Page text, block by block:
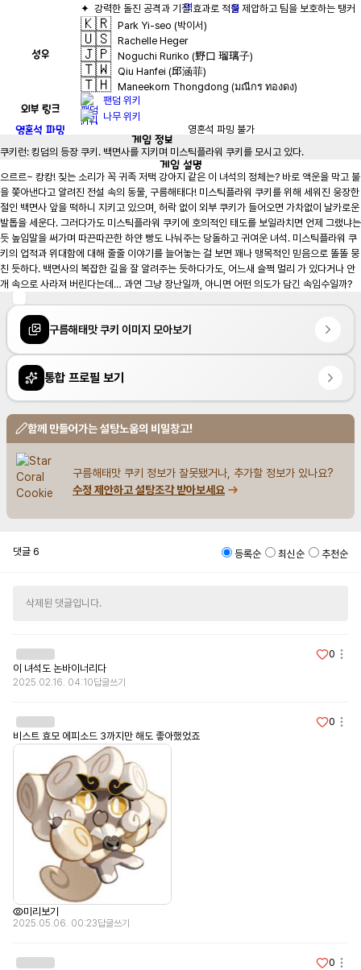
성우
🇰🇷 Park Yi-seo (박이서)
🇺🇸 Rachelle Heger
🇯🇵 Noguchi Ruriko (野口 瑠璃子)
🇹🇼 Qiu Hanfei (邱涵菲)
🇹🇭 Maneekorn Thongdong (มณีกร ทองดง)
외부 링크
팬덤 위키
나무 위키
영혼석 파밍 영혼석 파밍 불가
게임 정보
쿠키런: 킹덤의 등장 쿠키. 백면사를 지키며 미스틱플라워 쿠키를 모시고 있다.
게임 설명
으르르~ 캉캉! 짖는 소리가 꼭 귀족 저택 강아지 같은 이 녀석의 정체는? 바로 액운을 막고 불
을 쫓아낸다고 알려진 전설 속의 동물, 구름해태다! 미스틱플라워 쿠키를 위해 세워진 웅장한
절인 백면사 앞을 떡하니 지키고 있으며, 허락 없이 외부 쿠키가 들어오면 가차없이 날카로운
발톱을 세운다. 그러다가도 미스틱플라워 쿠키에 호의적인 태도를 보일라치면 언제 그랬냐는
듯 높임말을 써가며 따끈따끈한 하얀 빵도 나눠주는 당돌하고 귀여운 녀석. 미스틱플라워 쿠
키의 업적과 위대함에 대해 줄줄 이야기를 늘어놓는 걸 보면 꽤나 맹목적인 믿음으로 똘똘 뭉
친 듯하다. 백면사의 복잡한 길을 잘 알려주는 듯하다가도, 어느새 슬쩍 멀리 가 있다거나 안
개 속으로 사라져 버린다는데… 과연 그냥 장난일까, 아니면 어떤 의도가 담긴 속임수일까?
구름해태맛 쿠키 이미지 모아보기
통합 프로필 보기
함께 만들어가는 설탕노움의 비밀창고!
구름해태맛 쿠키 정보가 잘못됐거나, 추가할 정보가 있나요?
수정 제안하고 설탕조각 받아보세요
댓글 6 등록순 최신순 추천순
삭제된 댓글입니다.
0
이 녀석도 논바이너리다
2025.02.16. 04:10답글쓰기
0
비스트 효모 에피소드 3까지만 해도 좋아했었죠
미리보기
2025.05.06. 00:23답글쓰기
0